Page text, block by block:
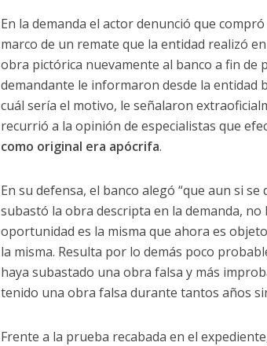
En la demanda el actor denunció que
marco de un remate que la entidad realizó
obra pictórica nuevamente al banco a fin de
demandante le informaron desde la entidad
cuál sería el motivo, le señalaron
recurrió a la opinión de especialistas que
como original era apócrifa.
En su defensa, el banco alegó “que aun si
subastó la obra descripta en la demanda,
oportunidad es la misma que ahora es
la misma. Resulta por lo demás poco
haya subastado una obra falsa y más
tenido una obra falsa durante tantos años
Frente a la prueba recabada en el